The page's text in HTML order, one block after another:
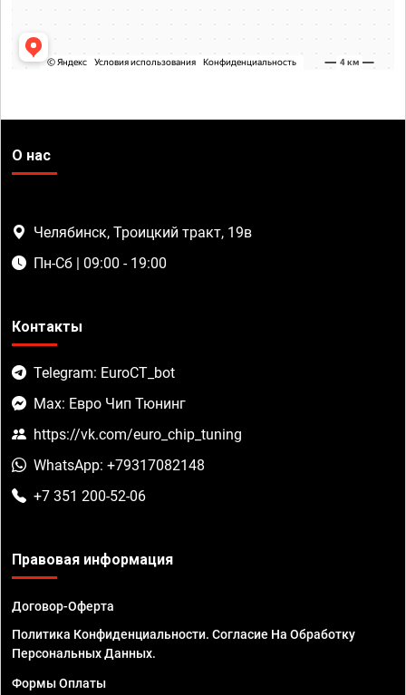
О нас
Челябинск, Троицкий тракт, 19в
Пн-Сб | 09:00 - 19:00
Контакты
Telegram: EuroCT_bot
Max: Евро Чип Тюнинг
https://vk.com/euro_chip_tuning
WhatsApp: +79317082148
+7 351 200-52-06
Правовая информация
Договор-Оферта
Политика Конфиденциальности. Согласие На Обработку
Персональных Данных.
Формы Оплаты